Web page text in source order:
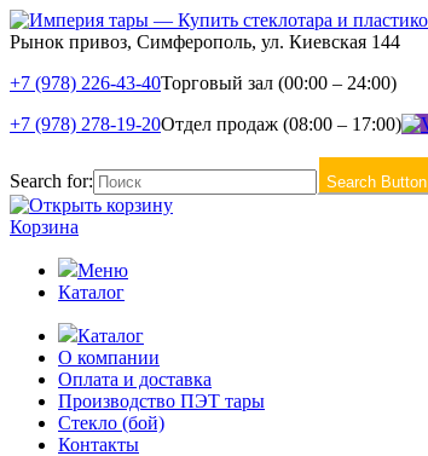
Рынок привоз, Симферополь, ул. Киевская 144
+7 (978) 226-43-40Торговый зал (00:00 – 24:00)
+7 (978) 278-19-20Отдел продаж (08:00 – 17:00)
Search for: Search Button
Корзина
Меню
Каталог
Каталог
О компании
Оплата и доставка
Производство ПЭТ тары
Стекло (бой)
Контакты